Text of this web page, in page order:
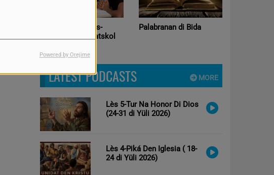
Powered by Orejime
Loke a keda atras-
Repaso Les Sabatskol
Palabranan di Bida
MORE
LATEST PODCASTS
Lès 5-Tur Na Honor Di Dios
(24-31 di Yüli 2026)
Lès 4-Piká Den Iglesia ( 18-
24 di Yüli 2026)